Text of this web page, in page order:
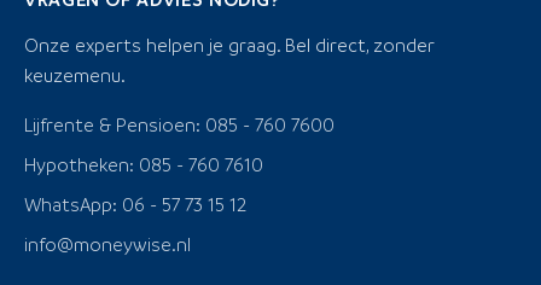
Onze experts helpen je graag. Bel direct, zonder
keuzemenu.
Lijfrente & Pensioen: 085 - 760 7600
Hypotheken: 085 - 760 7610
WhatsApp: 06 - 57 73 15 12
info@moneywise.nl